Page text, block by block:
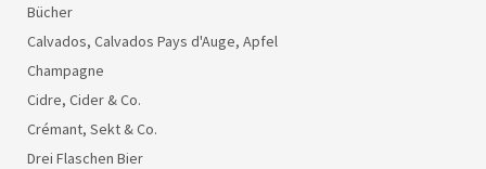
Bücher
Calvados, Calvados Pays d'Auge, Apfel
Champagne
Cidre, Cider & Co.
Crémant, Sekt & Co.
Drei Flaschen Bier